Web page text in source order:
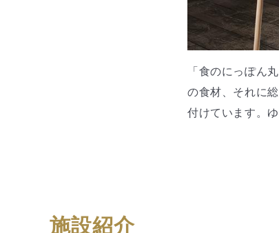
「食のにっぽん
の食材、それに
付けています。
施設紹介